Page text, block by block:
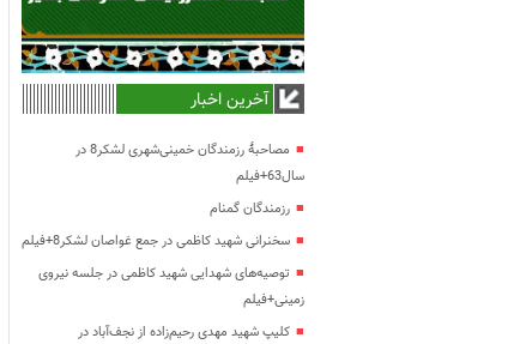
آخرین اخبار
مصاحبۀ رزمندگان خمینی‌شهری لشکر8 در
سال63+فیلم
رزمندگان گمنام
سخنرانی شهید کاظمی در جمع غواصان لشکر8+فیلم
توصیه‌های شهدایی شهید کاظمی در جلسه نیروی
زمینی+فیلم
کلیپ شهید مهدی رحیم‌زاده از نجف‌آباد در